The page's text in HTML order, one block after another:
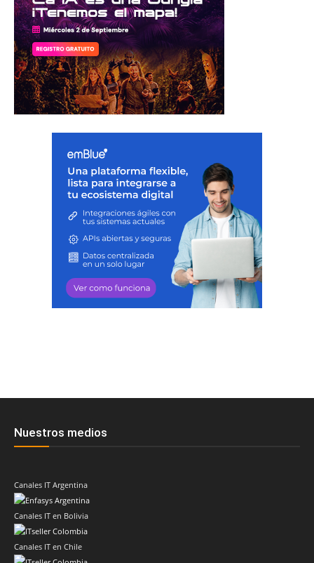
Nuestros medios
Canales IT Argentina
Canales IT en Bolivia
Canales IT en Chile